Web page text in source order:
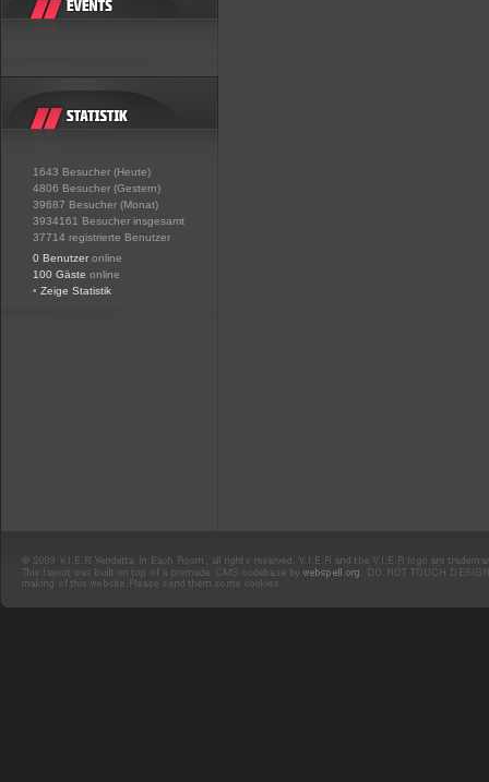
1643 Besucher (Heute)
4806 Besucher (Gestern)
39687 Besucher (Monat)
3934161 Besucher insgesamt
37714 registrierte Benutzer
0 Benutzer online
100 Gäste online
• Zeige Statistik